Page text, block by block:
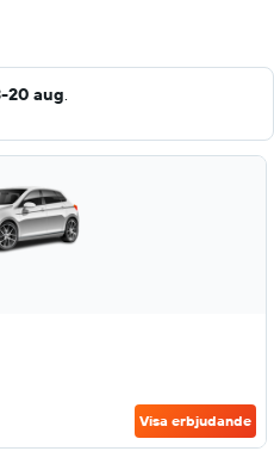
20 aug.
Visa erbjudande